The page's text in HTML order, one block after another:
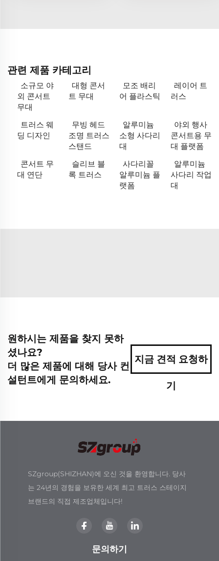
관련 제품 카테고리
소규모 야
외 콘서트
무대
대형 콘서
트 무대
모조 배리
어 플라스틱
레이어 트
러스
트러스 웨
딩 디자인
무빙 헤드
조명 트러스
스탠드
알루미늄
소형 사다리
대
야외 행사
콘서트용 무
대 플랫폼
콘서트 무
대 연단
슬리브 블
록 트러스
사다리꼴
알루미늄 플
랫폼
알루미늄
사다리 작업
대
원하시는 제품을 찾지 못하
셨나요?
더 많은 제품에 대해 당사 컨
설턴트에게 문의하세요.
지금 견적 요청하
기
SZgroup(SHIZHAN)에 오신 것을 환영합니다. 당사
는 24년의 경험을 보유한 세계 최고 트러스 스테이지
브랜드의 직접 제조업체입니다!
문의하기